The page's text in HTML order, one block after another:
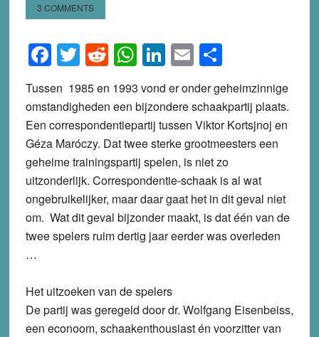
3 COMMENTS
Facebook
Twitter
Reddit
WhatsApp
LinkedIn
EmailShare
Tussen 1985 en 1993 vond er onder geheimzinnige
omstandigheden een bijzondere schaakpartij plaats.
Een correspondentiepartij tussen Viktor Kortsjnoj en
Géza Maróczy. Dat twee sterke grootmeesters een
geheime trainingspartij spelen, is niet zo
uitzonderlijk. Correspondentie-schaak is al wat
ongebruikelijker, maar daar gaat het in dit geval niet
om. Wat dit geval bijzonder maakt, is dat één van de
twee spelers ruim dertig jaar eerder was overleden
…
Het uitzoeken van de spelers
De partij was geregeld door dr. Wolfgang Eisenbeiss,
een econoom, schaakenthousiast én voorzitter van